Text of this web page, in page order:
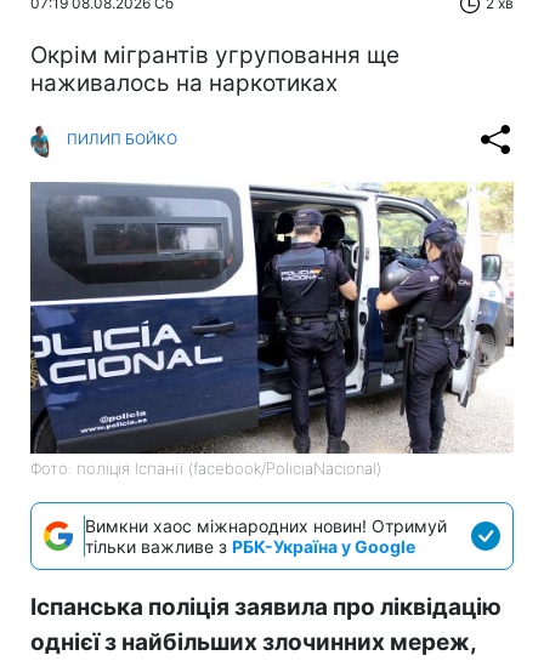
Окрім мігрантів угруповання ще
наживалось на наркотиках
ПИЛИП БОЙКО
Фото: поліція Іспанії (facebook/PoliciaNacional)
Вимкни хаос міжнародних новин! Отримуй
тільки важливе з РБК-Україна у Google
Іспанська поліція заявила про ліквідацію
однієї з найбільших злочинних мереж,